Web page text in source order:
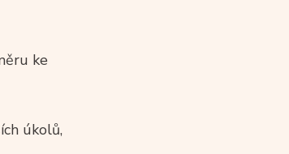
ke
úkolů,